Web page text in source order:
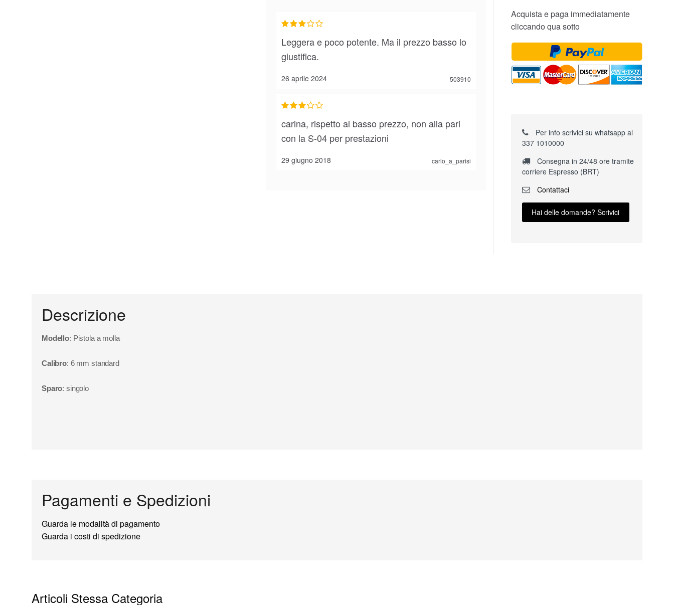
26 aprile 2024 503910
Leggera e poco potente. Ma il prezzo basso lo
giustifica.
29 giugno 2018 carlo_a_parisi
carina, rispetto al basso prezzo, non alla pari
con la S-04 per prestazioni
Acquista e paga immediatamente
cliccando qua sotto
Per info scrivici su whatsapp al
337 1010000
Consegna in 24/48 ore tramite
corriere Espresso (BRT)
Contattaci
Hai delle domande? Scrivici
Descrizione
Modello: Pistola a molla
Calibro: 6 mm standard
Sparo: singolo
Pagamenti e Spedizioni
Guarda le modalità di pagamento
Guarda i costi di spedizione
Articoli Stessa Categoria